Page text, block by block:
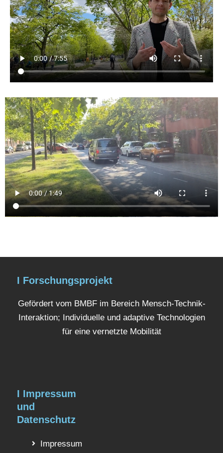
I Forschungsprojekt
Gefördert vom BMBF im Bereich Mensch-Technik-
Interaktion; Individuelle und adaptive Technologien
für eine vernetzte Mobilität
I Impressum
und
Datenschutz
Impressum